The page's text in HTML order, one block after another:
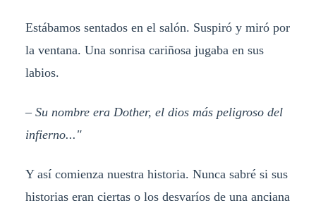
Estábamos sentados en el salón. Suspiró y miró por
la ventana. Una sonrisa cariñosa jugaba en sus
labios.
– Su nombre era Dother, el dios más peligroso del
infierno..."
Y así comienza nuestra historia. Nunca sabré si sus
historias eran ciertas o los desvaríos de una anciana